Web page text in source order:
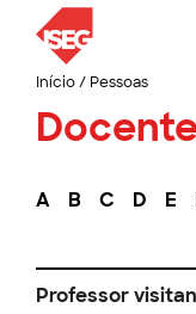
Início/ Pessoas
A B C D E
Professor